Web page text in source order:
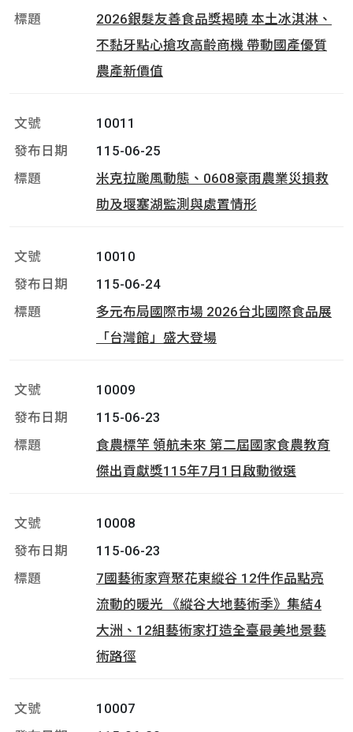
2026銀髮友善食品獎揭曉 本土冰淇淋、
不黏牙點心搶攻高齡商機 帶動國產優質
農產新價值
10011
115-06-25
米克拉颱風動態、0608豪雨農業災損救
助及堰塞湖監測與處置情形
10010
115-06-24
多元布局國際市場 2026台北國際食品展
「台灣館」盛大登場
10009
115-06-23
食農標竿 領航未來 第二屆國家食農教育
傑出貢獻獎115年7月1日啟動徵選
10008
115-06-23
7國藝術家齊聚花東縱谷 12件作品點亮
流動的暖光 《縱谷大地藝術季》集結4
大洲、12組藝術家打造全臺最美地景藝
術路徑
10007